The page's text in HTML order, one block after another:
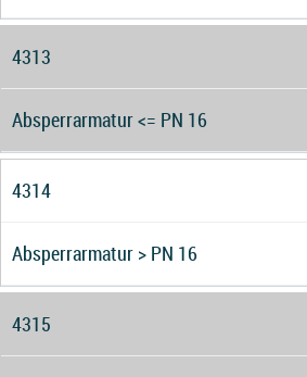
4313
Absperrarmatur <= PN 16
4314
Absperrarmatur > PN 16
4315